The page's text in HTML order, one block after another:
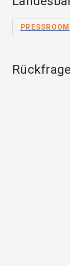
PRESSROOM